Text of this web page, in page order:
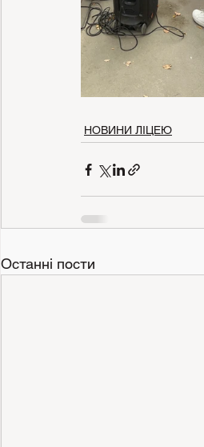
НОВИНИ ЛІЦЕЮ
Останні пости